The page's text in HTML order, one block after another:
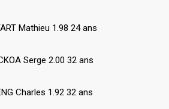
Mathieu 1.98 24 ans
Serge 2.00 32 ans
Charles 1.92 32 ans